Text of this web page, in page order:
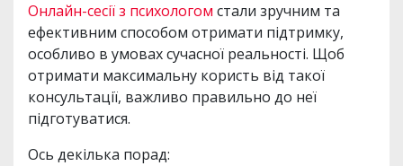
Онлайн-сесії з психологом стали зручним та
ефективним способом отримати підтримку,
особливо в умовах сучасної реальності. Щоб
отримати максимальну користь від такої
консультації, важливо правильно до неї
підготуватися.
Ось декілька порад: